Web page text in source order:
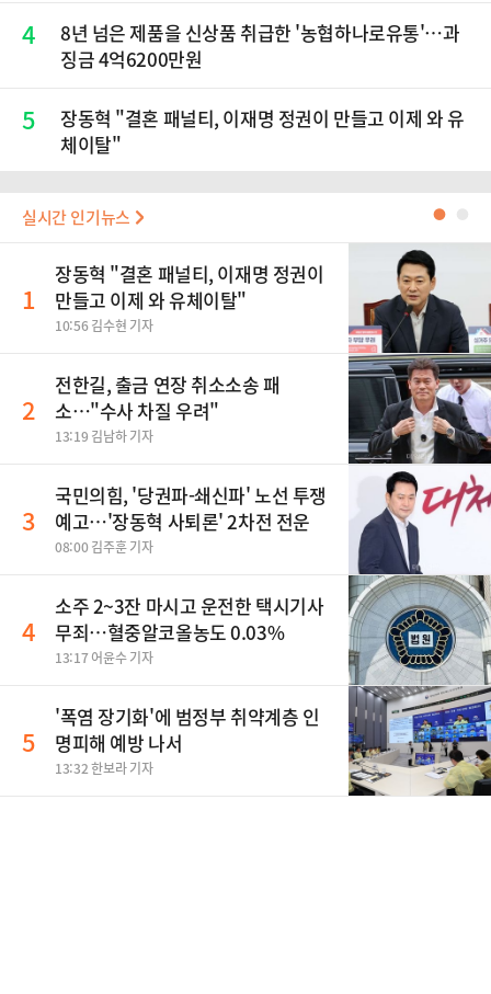
4
8년 넘은 제품을 신상품 취급한 '농협하나로유통'…과
징금 4억6200만원
5
장동혁 "결혼 패널티, 이재명 정권이 만들고 이제 와 유
체이탈"
실시간 인기뉴스 ●
1
장동혁 "결혼 패널티, 이재명 정권이
만들고 이제 와 유체이탈"
10:56 김수현 기자
2
전한길, 출금 연장 취소소송 패
소…"수사 차질 우려"
13:19 김남하 기자
3
국민의힘, '당권파-쇄신파' 노선 투쟁
예고…'장동혁 사퇴론' 2차전 전운
08:00 김주훈 기자
4
소주 2~3잔 마시고 운전한 택시기사
무죄…혈중알코올농도 0.03%
13:17 어윤수 기자
5
'폭염 장기화'에 범정부 취약계층 인
명피해 예방 나서
13:32 한보라 기자